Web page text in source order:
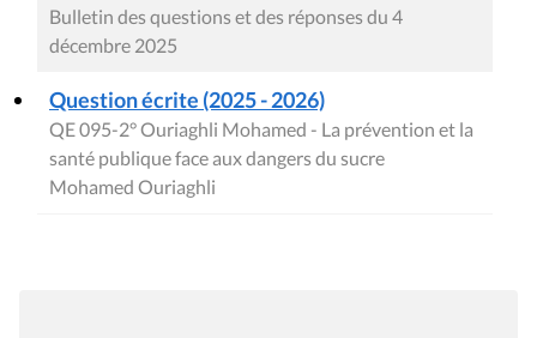
Bulletin des questions et des réponses du 4
décembre 2025
Question écrite (2025 - 2026)
QE 095-2° Ouriaghli Mohamed - La prévention et la
santé publique face aux dangers du sucre
Mohamed Ouriaghli